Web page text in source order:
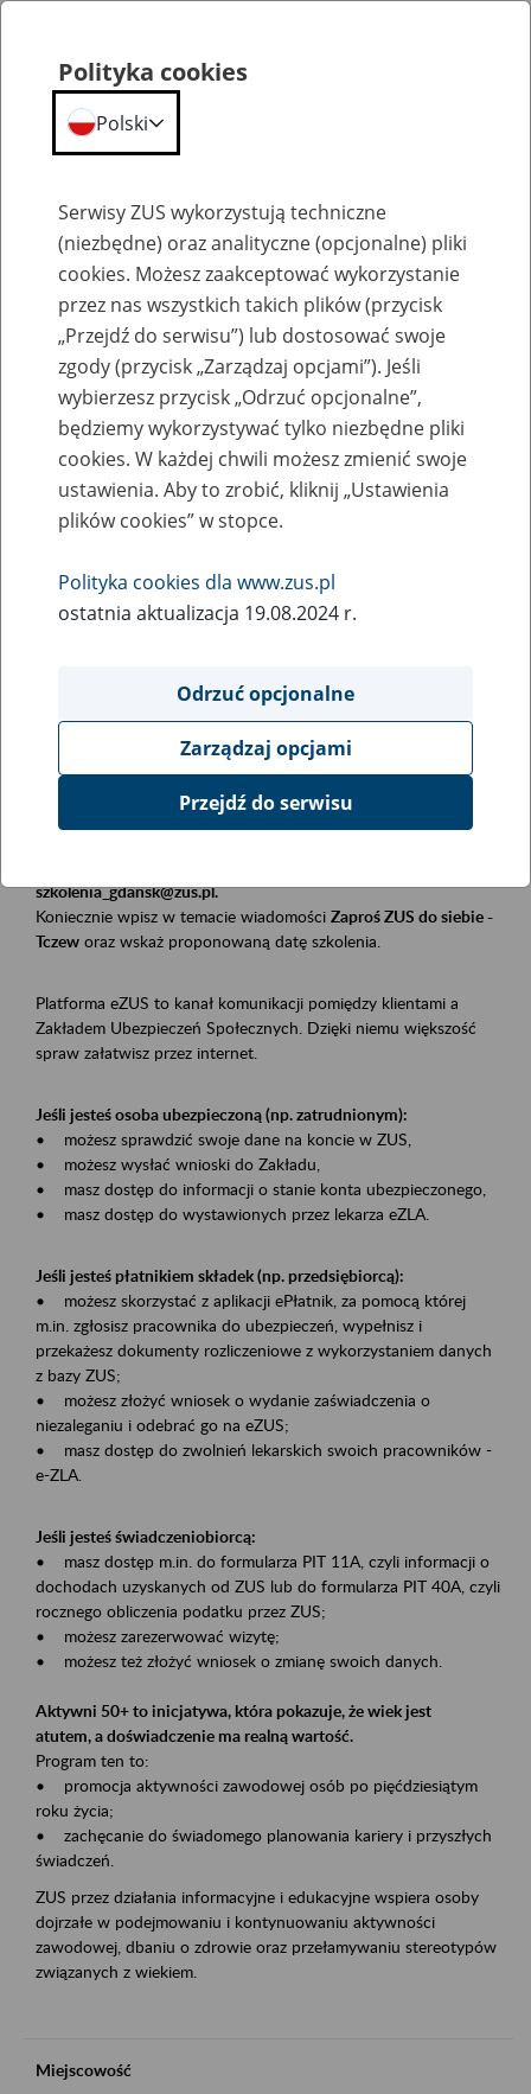
Szkolenia
Zaproś ZUS do siebie: eZUS, wizyty
rezerwowane, e-wizyty, Aktywni 50+
Rodzaj wydarzenia
Szkolenia
Obszar merytoryczny
Płatnicy, ubezpieczeni, świadczeniobiorcy
Opis wydarzenia
Szkolenie stacjonarne w siedzibie firmy, instytucji, urzędu.
szkolenia_gdansk@zus.pl.
Koniecznie wpisz w temacie wiadomości Zaproś ZUS do siebie -
Tczew oraz wskaż proponowaną datę szkolenia.
Platforma eZUS to kanał komunikacji pomiędzy klientami a
Zakładem Ubezpieczeń Społecznych. Dzięki niemu większość
spraw załatwisz przez internet.
Jeśli jesteś osoba ubezpieczoną (np. zatrudnionym):
• możesz sprawdzić swoje dane na koncie w ZUS,
• możesz wysłać wnioski do Zakładu,
• masz dostęp do informacji o stanie konta ubezpieczonego,
• masz dostęp do wystawionych przez lekarza eZLA.
Jeśli jesteś płatnikiem składek (np. przedsiębiorcą):
• możesz skorzystać z aplikacji ePłatnik, za pomocą której
m.in. zgłosisz pracownika do ubezpieczeń, wypełnisz i
przekażesz dokumenty rozliczeniowe z wykorzystaniem danych
z bazy ZUS;
• możesz złożyć wniosek o wydanie zaświadczenia o
niezaleganiu i odebrać go na eZUS;
• masz dostęp do zwolnień lekarskich swoich pracowników -
e-ZLA.
Jeśli jesteś świadczeniobiorcą:
• masz dostęp m.in. do formularza PIT 11A, czyli informacji o
dochodach uzyskanych od ZUS lub do formularza PIT 40A, czyli
rocznego obliczenia podatku przez ZUS;
• możesz zarezerwować wizytę;
• możesz też złożyć wniosek o zmianę swoich danych.
Aktywni 50+ to inicjatywa, która pokazuje, że wiek jest
atutem, a doświadczenie ma realną wartość.
Program ten to:
• promocja aktywności zawodowej osób po pięćdziesiątym
roku życia;
• zachęcanie do świadomego planowania kariery i przyszłych
świadczeń.
ZUS przez działania informacyjne i edukacyjne wspiera osoby
dojrzałe w podejmowaniu i kontynuowaniu aktywności
zawodowej, dbaniu o zdrowie oraz przełamywaniu stereotypów
związanych z wiekiem.
Miejscowość
Polityka cookies
Polski
Serwisy ZUS wykorzystują techniczne
(niezbędne) oraz analityczne (opcjonalne) pliki
cookies. Możesz zaakceptować wykorzystanie
przez nas wszystkich takich plików (przycisk
„Przejdź do serwisu”) lub dostosować swoje
zgody (przycisk „Zarządzaj opcjami”). Jeśli
wybierzesz przycisk „Odrzuć opcjonalne”,
będziemy wykorzystywać tylko niezbędne pliki
cookies. W każdej chwili możesz zmienić swoje
ustawienia. Aby to zrobić, kliknij „Ustawienia
plików cookies” w stopce.
Polityka cookies dla www.zus.pl
ostatnia aktualizacja 19.08.2024 r.
Odrzuć opcjonalne
Zarządzaj opcjami
Przejdź do serwisu